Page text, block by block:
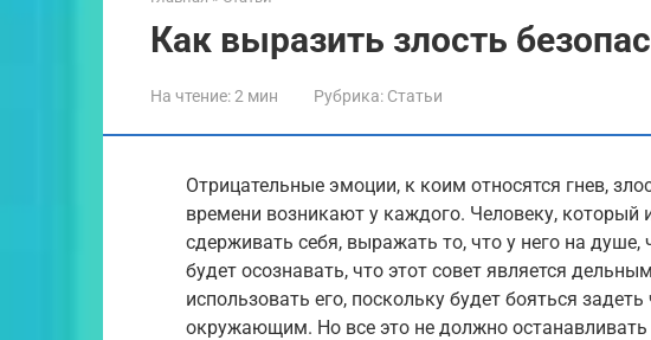
Как выразить злость
На чтение:2 мин Рубрика: Статьи
Отрицательные эмоции, к коим относятся гнев,
времени возникают у каждого. Человеку, который
сдерживать себя, выражать то, что у него на душе,
будет осознавать, что этот совет является
использовать его, поскольку будет бояться
окружающим. Но все это не должно